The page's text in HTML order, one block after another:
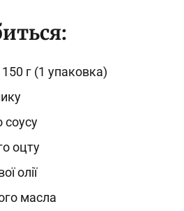
150 г (1 упаковка)
соусу
оцту
олії
масла